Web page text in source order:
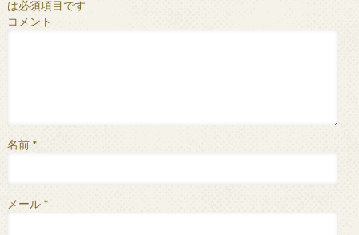
は必須項目です
コメント
名前 *
メール *